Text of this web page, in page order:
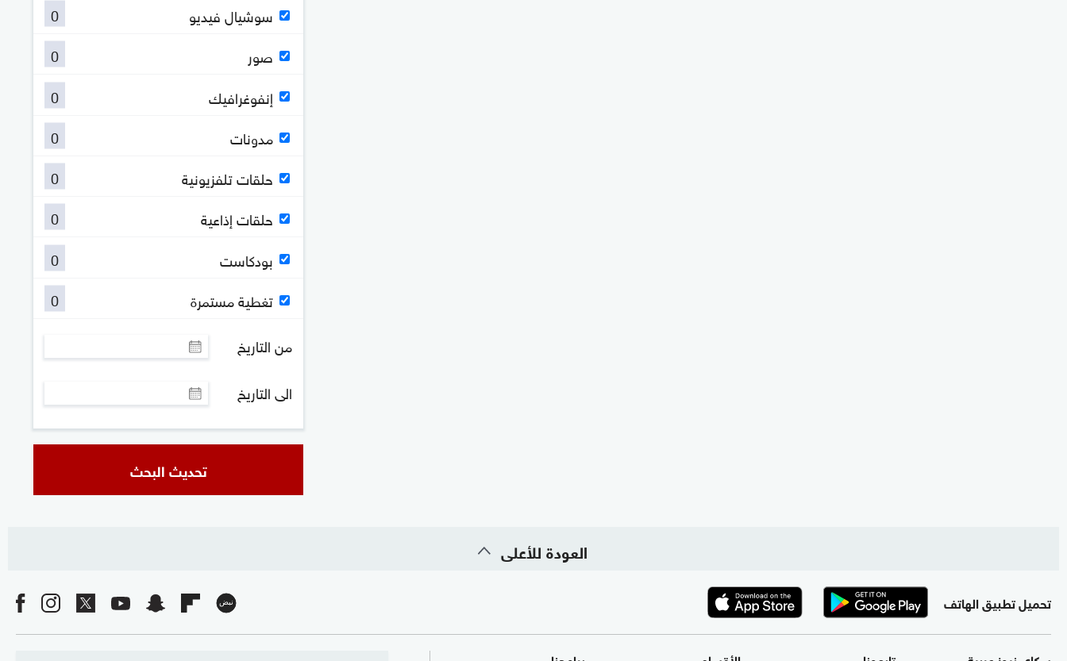
سوشيال فيديو
0
صور
0
إنفوغرافيك
0
مدونات
0
حلقات تلفزيونية
0
حلقات إذاعية
0
بودكاست
0
تغطية مستمرة
0
من التاريخ
الى التاريخ
تحديث البحث
العودة للأعلى
تحميل تطبيق الهاتف